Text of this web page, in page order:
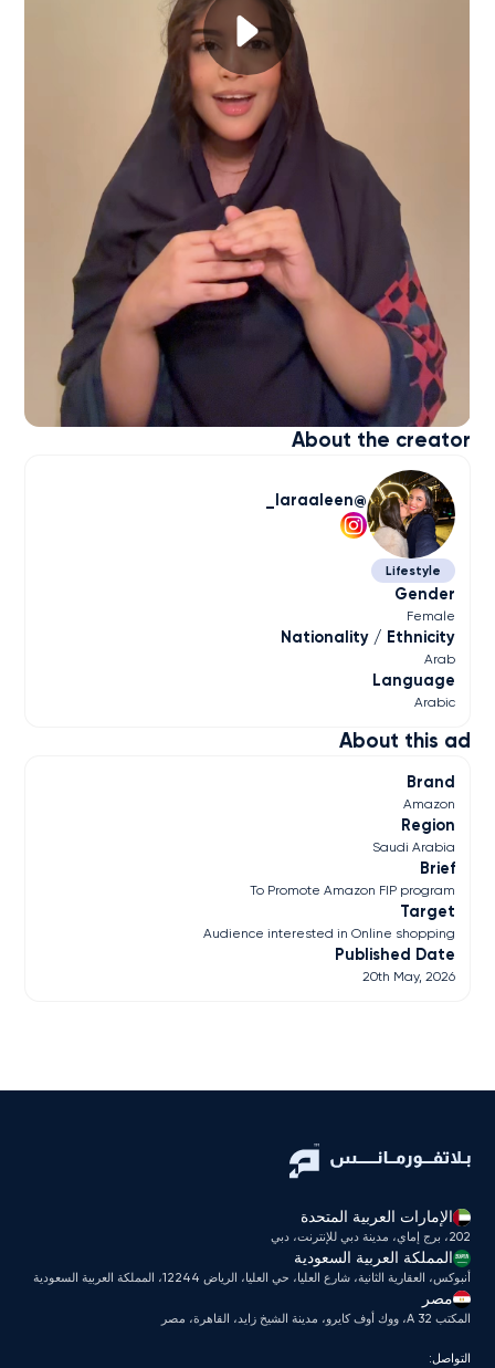
About this ad
Brand
Amazon
Region
Saudi Arabia
Brief
To Promote Amazon FIP program
Target
Audience interested in Online shopping
Published Date
20th May, 2026
About the creator
laraaleen_
Lifestyle
Gender
Female
Nationality / Ethnicity
Arab
Language
Arabic
الإمارات العربية المتحدة
202، برج إماي، مدينة دبي للإنترنت، دبي
المملكة العربية السعودية
أنبوكس، العقارية الثانية، شارع العليا، حي العليا، الرياض 12244، المملكة العربية السعودية
مصر
المكتب A 32، ووك أوف كايرو، مدينة الشيخ زايد، القاهرة، مصر
التواصل: